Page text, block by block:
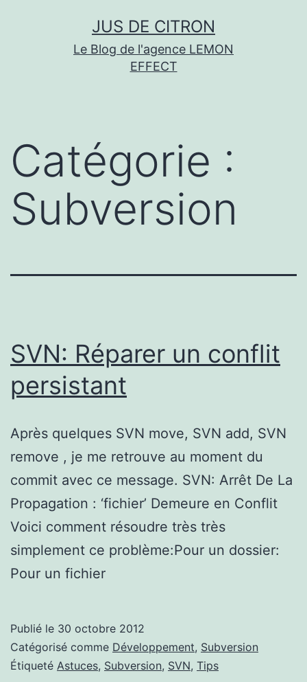
JUS DE CITRON
Le Blog de l'agence LEMON
EFFECT
Catégorie :
Subversion
SVN: Réparer un conflit
persistant
Après quelques SVN move, SVN add, SVN
remove , je me retrouve au moment du
commit avec ce message. SVN: Arrêt De La
Propagation : ‘fichier’ Demeure en Conflit
Voici comment résoudre très très
simplement ce problème:Pour un dossier:
Pour un fichier
Publié le 30 octobre 2012
Catégorisé comme Développement, Subversion
Étiqueté Astuces, Subversion, SVN, Tips